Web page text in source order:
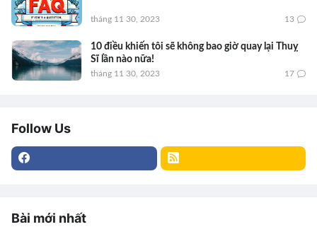
tháng 11 30, 2023 13
10 điều khiến tôi sẽ không bao giờ quay lại Thuỵ
Sĩ lần nào nữa!
tháng 11 30, 2023 17
Follow Us
Bài mới nhất